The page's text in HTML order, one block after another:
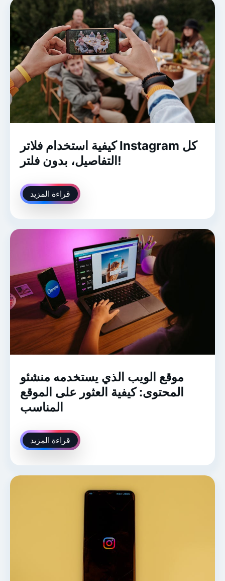
كيفية استخدام فلاتر Instagram كل
التفاصيل، بدون فلتر!
قراءة المزيد
موقع الويب الذي يستخدمه منشئو
المحتوى: كيفية العثور على الموقع
المناسب
قراءة المزيد